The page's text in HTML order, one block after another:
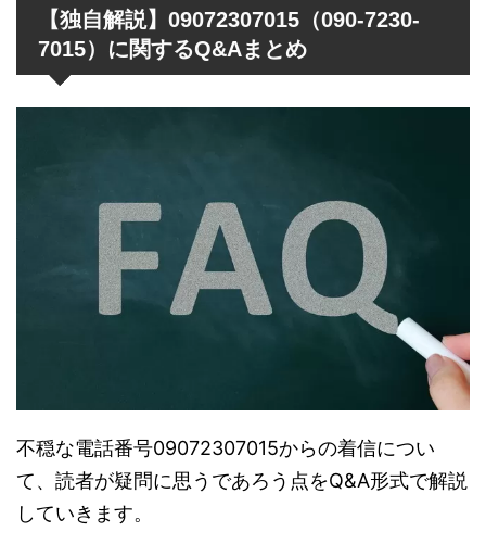
【独自解説】09072307015（090-7230-
7015）に関するQ&Aまとめ
不穏な電話番号09072307015からの着信につい
て、読者が疑問に思うであろう点をQ&A形式で解説
していきます。